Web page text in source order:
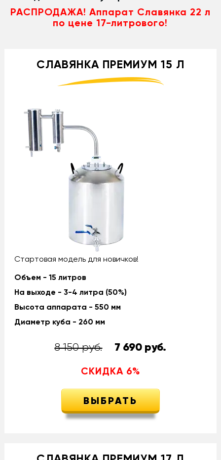
РАСПРОДАЖА! Аппарат Славянка 22 л
по цене 17-литрового!
СЛАВЯНКА ПРЕМИУМ 15 Л
Стартовая модель для новичков!
Объем - 15 литров
На выходе - 3-4 литра (50%)
Высота аппарата - 550 мм
Диаметр куба - 260 мм
8 150 руб. 7 690 руб.
СКИДКА 6%
ВЫБРАТЬ